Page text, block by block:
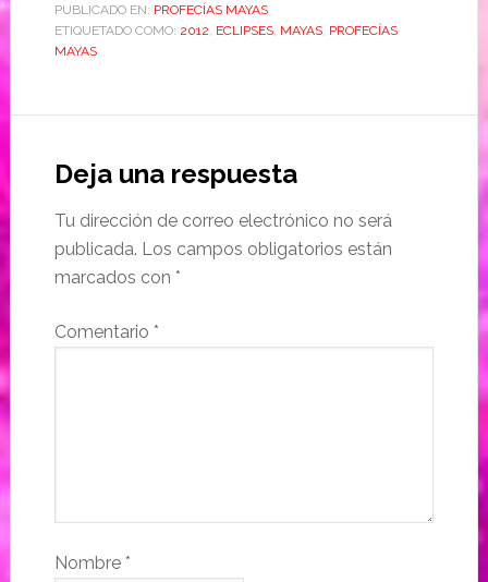
PUBLICADO EN: PROFECÍAS MAYAS
ETIQUETADO COMO: 2012, ECLIPSES, MAYAS, PROFECÍAS
MAYAS
Deja una respuesta
Tu dirección de correo electrónico no será
publicada. Los campos obligatorios están
marcados con *
Comentario *
Nombre *